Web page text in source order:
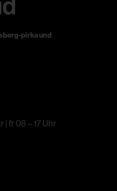
pirka und
| fr 08 – 17 Uhr